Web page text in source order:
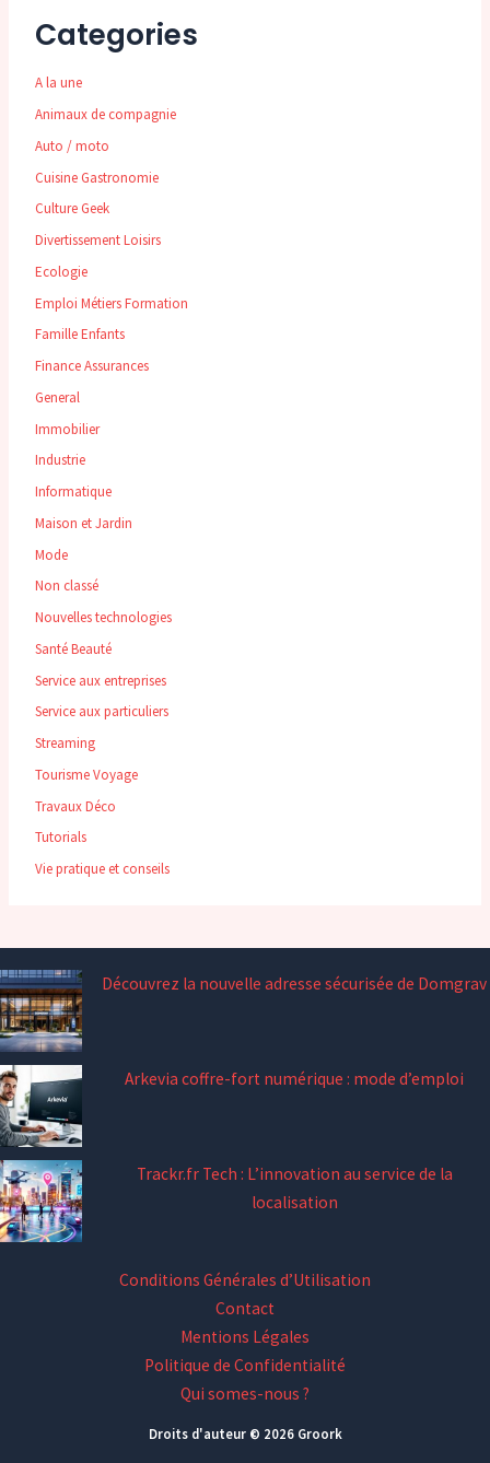
Categories
A la une
Animaux de compagnie
Auto / moto
Cuisine Gastronomie
Culture Geek
Divertissement Loisirs
Ecologie
Emploi Métiers Formation
Famille Enfants
Finance Assurances
General
Immobilier
Industrie
Informatique
Maison et Jardin
Mode
Non classé
Nouvelles technologies
Santé Beauté
Service aux entreprises
Service aux particuliers
Streaming
Tourisme Voyage
Travaux Déco
Tutorials
Vie pratique et conseils
Découvrez la nouvelle adresse sécurisée de Domgrav
Arkevia coffre-fort numérique : mode d’emploi
Trackr.fr Tech : L’innovation au service de la
localisation
Conditions Générales d’Utilisation
Contact
Mentions Légales
Politique de Confidentialité
Qui somes-nous ?
Droits d'auteur © 2026 Groork